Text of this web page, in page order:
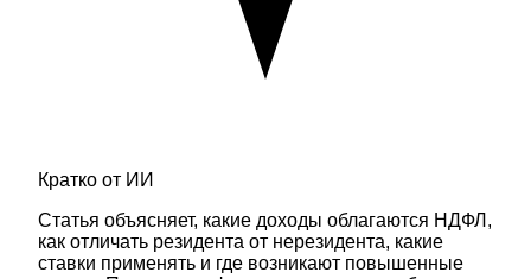
Кратко от ИИ
Статья объясняет, какие доходы облагаются НДФЛ,
как отличать резидента от нерезидента, какие
ставки применять и где возникают повышенные